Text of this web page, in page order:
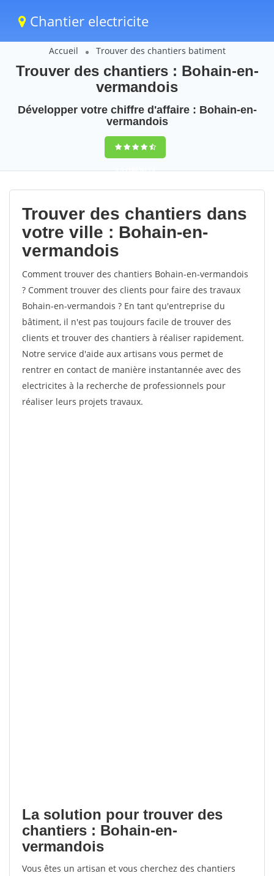
Chantier electricite
Accueil Trouver des chantiers batiment
Trouver des chantiers : Bohain-en-
vermandois
Développer votre chiffre d'affaire : Bohain-en-
vermandois
9,5(100%)74
votes
Trouver des chantiers dans
votre ville : Bohain-en-
vermandois
Comment trouver des chantiers Bohain-en-vermandois
? Comment trouver des clients pour faire des travaux
Bohain-en-vermandois ? En tant qu'entreprise du
bâtiment, il n'est pas toujours facile de trouver des
clients et trouver des chantiers à réaliser rapidement.
Notre service d'aide aux artisans vous permet de
rentrer en contact de manière instantannée avec des
electricites à la recherche de professionnels pour
réaliser leurs projets travaux.
La solution pour trouver des
chantiers : Bohain-en-
vermandois
Vous êtes un artisan et vous cherchez des chantiers